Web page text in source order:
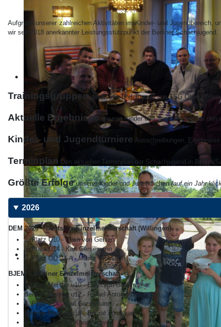
Aufgrund unserer zahlreichen Aktivitäten im Kinder- und Jugendbereich,
wir seit 2018 anerkannter Leistungsstützpunkt der Berliner Schachjugend.
Trainingsgruppender Kinder und Jugend von TSG
Aktuelle Ergebnisse unserer Kinder und Jugendlichen bei
Kinder- und Jugendturniere Ausschreibungen,
Terminplan Den aktuellen Terminplan der Schachjugend in Berlin
Größte Erfolgeunserer Kinder und Jugendlichen(auf ein Jahr
2026
DEM 2026 – Deutsche Einzelmeisterschaft (Willingen)
2. Platz U10 - Elian von Gehlen
5. Platz U14 - Karl Gersemann
5. Platz ODJM-A - Moritz Brockhoff
BJEM – Berliner Einzelmeisterschaft
Berliner Meister u10 - Elian von Gehlen
Berliner Meister u12 - Rafael Antonio Bergmann
2. Platz u14 - Karl Gersemann
Berliner Meister u18 - Bagrat Torosyan
3. Platz u7 - Huu Khoa Nguyen